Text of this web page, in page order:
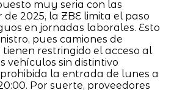
muy seria con las
de 2025, la ZBE limita el paso
en jornadas laborales. Esto
pues camiones de
restringido el acceso al
vehículos sin distintivo
la entrada de lunes a
Por suerte, proveedores